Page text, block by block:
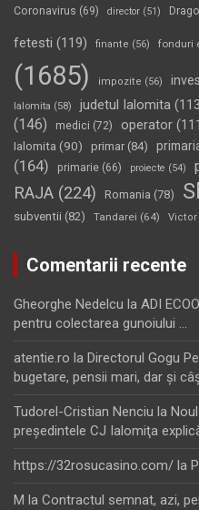
Coronavirus (69) director (51)
fetesti (119) finante (56) fonduri
(1685)
impozite (56)
Ialomita (58) judetul Ialomita
(146)
medici (72) operator
Ialomita (90) primar(84)
(164)
primarie (66) proiecte (54)
RAJA (224) Romania (78)
subventii (82) Tandarei (64) Victor
Comentarii recente
Gheorghe Nedelcu la ADI
pentru colectarea gunoiului …
atentie.ro la Directorul Gogu
bugetare, pensii mari, dar şi
Tudorel-Cristian Nenciu la
preşedintele CJ Ialomiţa
https://32rosucasino.com/ la
M la Contractul semnat, azi,